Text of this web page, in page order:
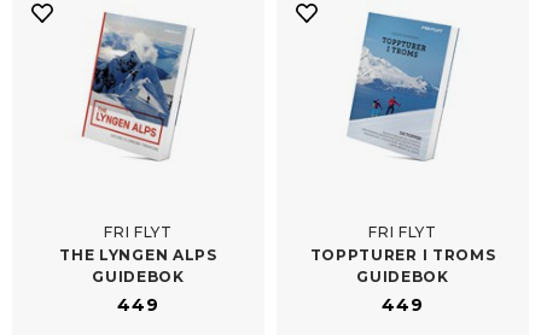
FRI FLYT
THE LYNGEN ALPS
GUIDEBOK
449
FRI FLYT
TOPPTURER I TROMS
GUIDEBOK
449